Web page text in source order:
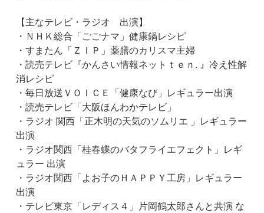
【主なテレビ・ラジオ 出演】
・ＮＨＫ総合「ごごナマ」健康鍋レシピ
・すまたん「ＺＩＰ」薬膳のカリスマ主婦
・読売テレビ『かんさい情報ネットｔｅｎ. 』冷え性解
消レシピ
・毎日放送ＶＯＩＣＥ「健康なび」レギュラー出演
・読売テレビ「大阪ほんわかテレビ」
・ラジオ 関西「正木明の天気のソムリエ 」レギュラー
出演
・ラジオ関西「桂春蝶のバタフライエフェクト」レギ
ュラー 出演
・ラジオ関西「よお子のＨＡＰＰＹ工房」レギュラー
出演
・テレビ東京「レディス４」片岡鶴太郎さんと共演 な